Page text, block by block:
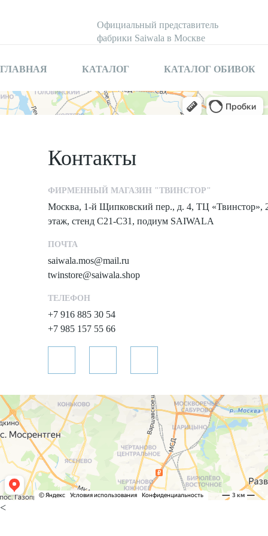
Официальный представитель
фабрики Saiwala в Москве
ГЛАВНАЯ КАТАЛОГ КАТАЛОГ ОБИВОК
Контакты
ФИРМЕННЫЙ МАГАЗИН "ТВИНСТОР"
Москва, 1-й Щипковский пер., д. 4, ТЦ «Твинстор»,
этаж, стенд С21-С31, подиум SAIWALA
ПОЧТА
saiwala.mos@mail.ru
twinstore@saiwala.shop
ТЕЛЕФОН
+7 916 885 30 54
+7 985 157 55 66
<